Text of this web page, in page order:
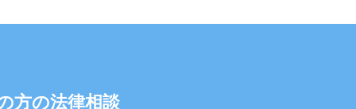
方の法律相談